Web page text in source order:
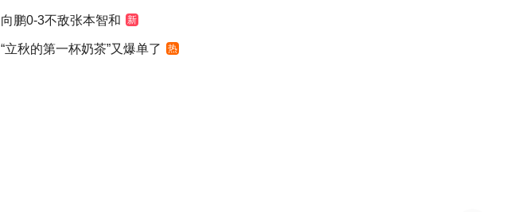
向鹏0-3不敌张本智和 新
“立秋的第一杯奶茶”又爆单了 热